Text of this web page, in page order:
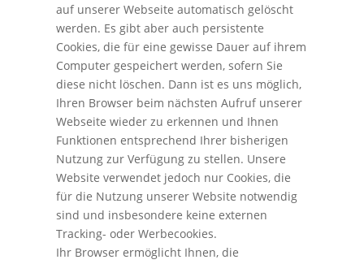
auf unserer Webseite automatisch gelöscht
werden. Es gibt aber auch persistente
Cookies, die für eine gewisse Dauer auf ihrem
Computer gespeichert werden, sofern Sie
diese nicht löschen. Dann ist es uns möglich,
Ihren Browser beim nächsten Aufruf unserer
Webseite wieder zu erkennen und Ihnen
Funktionen entsprechend Ihrer bisherigen
Nutzung zur Verfügung zu stellen. Unsere
Website verwendet jedoch nur Cookies, die
für die Nutzung unserer Website notwendig
sind und insbesondere keine externen
Tracking- oder Werbecookies.
Ihr Browser ermöglicht Ihnen, die